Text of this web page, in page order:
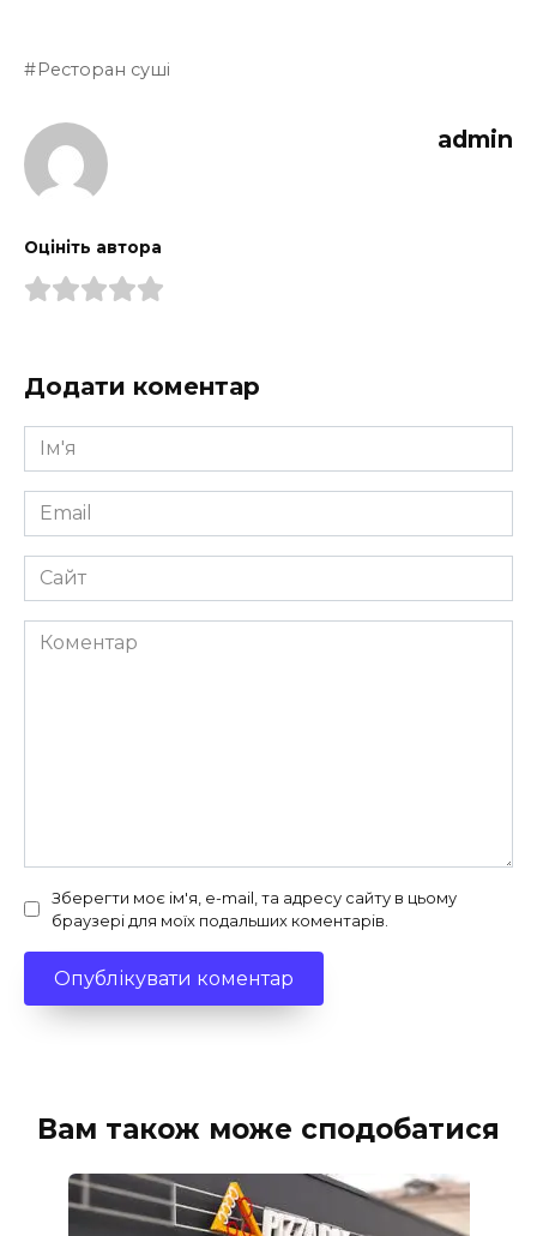
Ресторан суші
admin
Оцініть автора
Додати коментар
Ім'я
*
Email
*
Сайт
Коментар
Зберегти моє ім'я, e-mail, та адресу сайту в цьому
браузері для моїх подальших коментарів.
Вам також може сподобатися